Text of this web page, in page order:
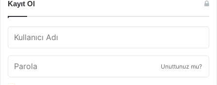
Kayıt Ol
Unuttunuz mu?